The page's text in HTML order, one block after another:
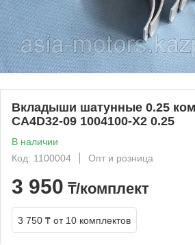
Вкладыши шатунные 0.25
CA4D32-09 1004100-X2 0.25
В наличии
Код: 1100004
Опт и розница
3 950 ₸/комплект
3 750 ₸ от 10 комплектов